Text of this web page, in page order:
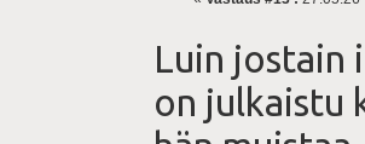
Luin jostain
on julkaistu